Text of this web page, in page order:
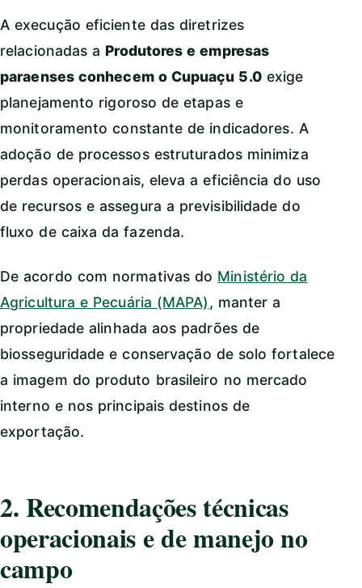
A execução eficiente das diretrizes
relacionadas a Produtores e empresas
paraenses conhecem o Cupuaçu 5.0exige
planejamento rigoroso de etapas e
monitoramento constante de indicadores. A
adoção de processos estruturados minimiza
perdas operacionais, eleva a eficiência do uso
de recursos e assegura a previsibilidade do
fluxo de caixa da fazenda.
De acordo com normativas do Ministério da
Agricultura e Pecuária (MAPA), manter a
propriedade alinhada aos padrões de
biosseguridade e conservação de solo fortalece
a imagem do produto brasileiro no mercado
interno e nos principais destinos de
exportação.
2. Recomendações técnicas
operacionais e de manejo no
campo